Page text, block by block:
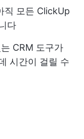
직 모든 ClickUp
다
CRM 도구가
시간이 걸릴 수